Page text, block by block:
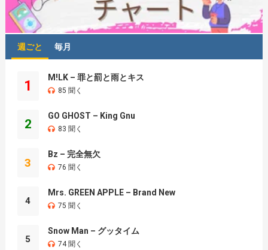
週ごと 毎月
1
M!LK – 罪と罰と雨とキス
85 聞く
2
GO GHOST – King Gnu
83 聞く
3
Bz – 完全無欠
76 聞く
4
Mrs. GREEN APPLE – Brand New
75 聞く
5
Snow Man – グッタイム
74 聞く